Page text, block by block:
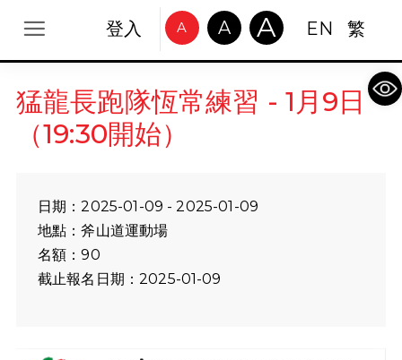
登入 A A A EN 繁
猛龍長跑隊恆常練習 - 1月9日
（19:30開始）
日期：2025-01-09 - 2025-01-09
地點：斧山道運動場
名額：90
截止報名日期：2025-01-09